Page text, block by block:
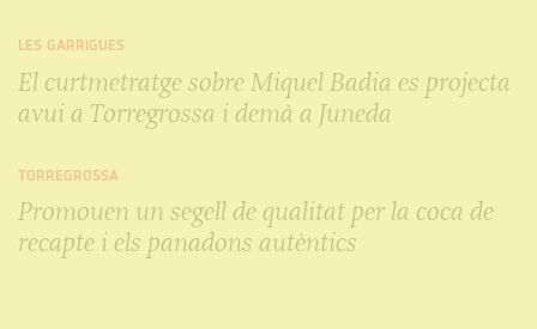
LES GARRIGUES
El curtmetratge sobre Miquel Badia es projecta
avui a Torregrossa i demà a Juneda
TORREGROSSA
Promouen un segell de qualitat per la coca de
recapte i els panadons autèntics